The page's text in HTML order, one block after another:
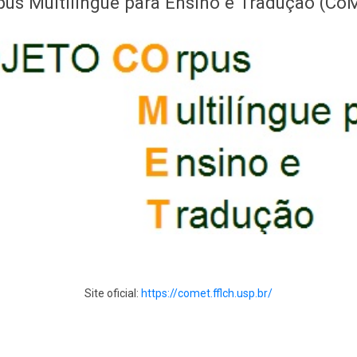
Site oficial: https://comet.fflch.usp.br/